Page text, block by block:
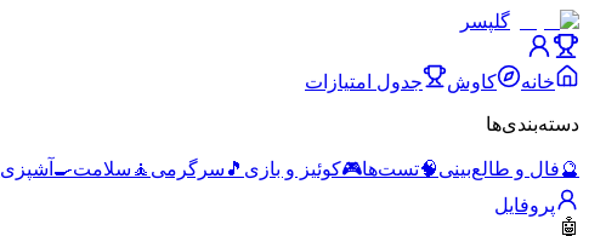
گلپسر
خانه کاوش جدول امتیازات
دسته‌بندی‌ها
🔮فال و طالع‌بینی🧠تست‌ها🎮کوئیز و بازی 🎵 سرگرمی 🧘 سلامت🍳 آشپزی
پروفایل
🤖